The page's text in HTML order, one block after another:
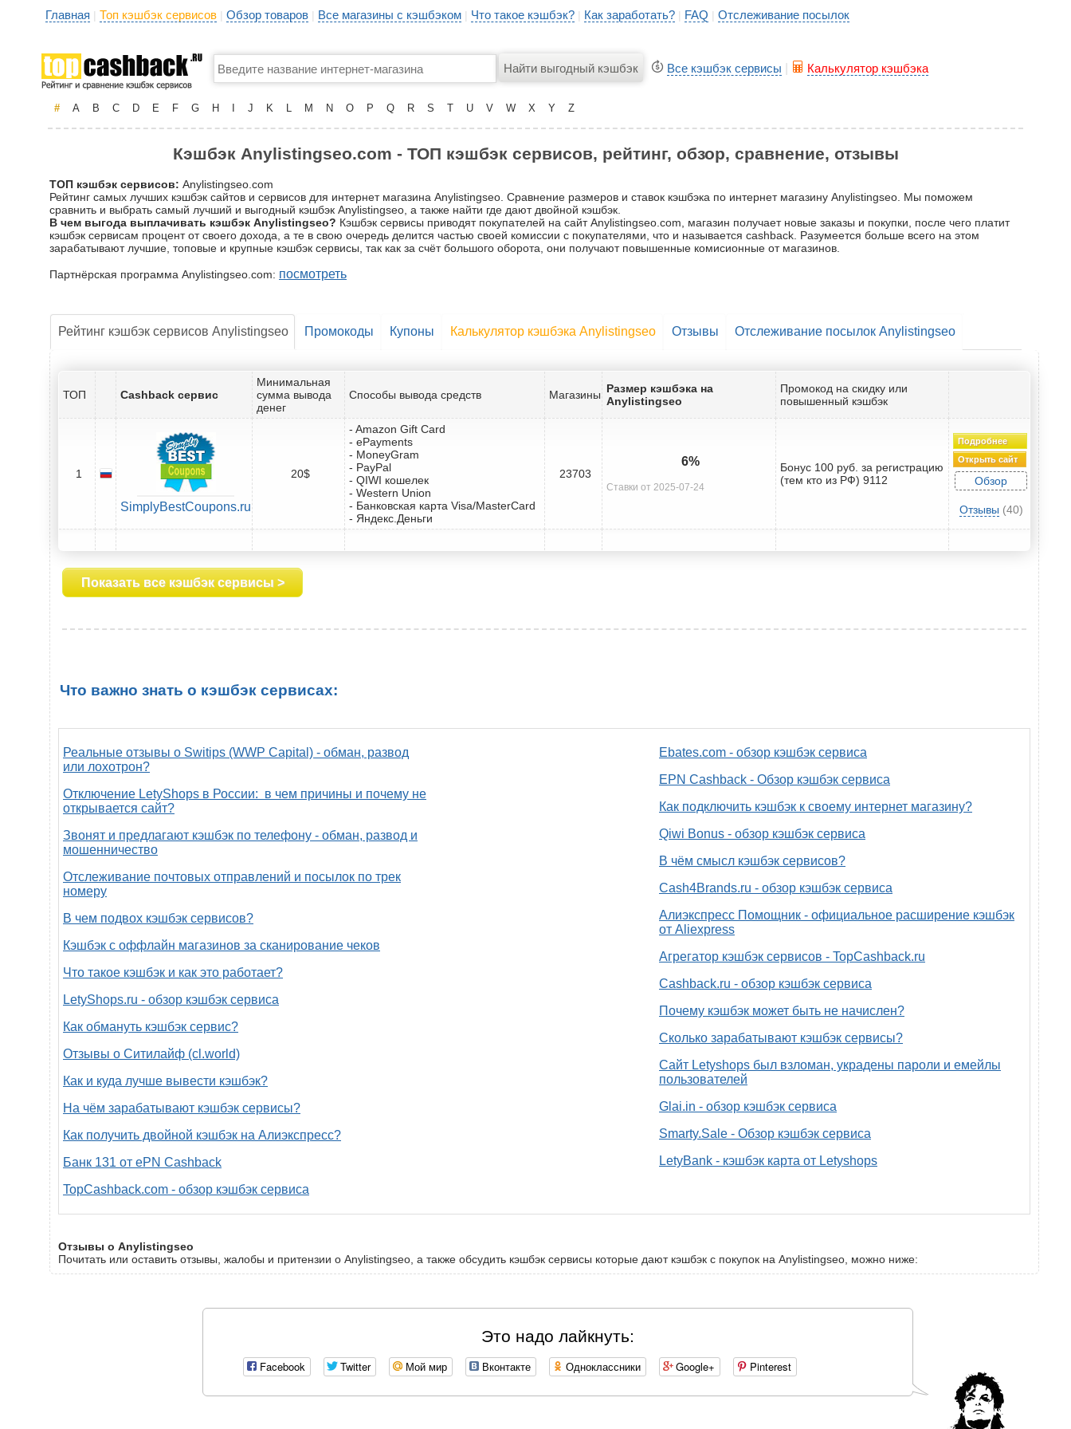
Главная | Топ кэшбэк сервисов | Обзор товаров | Все магазины с кэшбэком | Что такое кэшбэк? | Как заработать? | FAQ | Отслеживание посылок
Все кэшбэк сервисы Калькулятор кэшбэка
# A B C D E F G H J K L M N O P Q R S T U V W X Y Z
Кэшбэк Anylistingseo.com - ТОП кэшбэк сервисов, рейтинг, обзор, сравнение, отзывы
ТОП кэшбэк сервисов: Anylistingseo.com
Рейтинг самых лучших кэшбэк сайтов и сервисов для интернет магазина Anylistingseo. Сравнение размеров и ставок кэшбэка по интернет магазину Anylistingseo. Мы поможем
сравнить и выбрать самый лучший и выгодный кэшбэк Anylistingseo, а также найти где дают двойной кэшбэк.
В чем выгода выплачивать кэшбэк Anylistingseo? Кэшбэк сервисы приводят покупателей на сайт Anylistingseo.com, магазин получает новые заказы и покупки, после чего платит
кэшбэк сервисам процент от своего дохода, а те в свою очередь делится частью своей комиссии с покупателями, что и называется cashback. Разумеется больше всего на этом
зарабатывают лучшие, топовые и крупные кэшбэк сервисы, так как за счёт большого оборота, они получают повышенные комисионные от магазинов.
Партнёрская программа Anylistingseo.com: посмотреть
Рейтинг кэшбэк сервисов Anylistingseo Промокоды Купоны Калькулятор кэшбэка Anylistingseo Отзывы Отслеживание посылок Anylistingseo
ТОП Cashback сервис
Минимальная
сумма вывода
денег
Способы вывода средств Магазины Размер кэшбэка на
Anylistingseo
Промокод на скидку или
повышенный кэшбэк
1
SimplyBestCoupons.ru
20$
- Amazon Gift Card
- ePayments
- MoneyGram
- PayPal
- QIWI кошелек
- Western Union
- Банковская карта Visa/MasterCard
- Яндекс.Деньги
23703
6%
Ставки от 2025-07-24
Бонус 100 руб. за регистрацию
(тем кто из РФ) 9112
Подробнее
Открыть сайт
Обзор
Отзывы (40)
Показать все кэшбэк сервисы >
Что важно знать о кэшбэк сервисах:
Реальные отзывы о Switips (WWP Capital) - обман, развод
или лохотрон?
Отключение LetyShops в России: в чем причины и почему не
открывается сайт?
Звонят и предлагают кэшбэк по телефону - обман, развод и
мошенничество
Отслеживание почтовых отправлений и посылок по трек
номеру
В чем подвох кэшбэк сервисов?
Кэшбэк с оффлайн магазинов за сканирование чеков
Что такое кэшбэк и как это работает?
LetyShops.ru - обзор кэшбэк сервиса
Как обмануть кэшбэк сервис?
Отзывы о Ситилайф (cl.world)
Как и куда лучше вывести кэшбэк?
На чём зарабатывают кэшбэк сервисы?
Как получить двойной кэшбэк на Алиэкспресс?
Банк 131 от ePN Cashback
TopCashback.com - обзор кэшбэк сервиса
Ebates.com - обзор кэшбэк сервиса
EPN Cashback - Обзор кэшбэк сервиса
Как подключить кэшбэк к своему интернет магазину?
Qiwi Bonus - обзор кэшбэк сервиса
В чём смысл кэшбэк сервисов?
Cash4Brands.ru - обзор кэшбэк сервиса
Алиэкспресс Помощник - официальное расширение кэшбэк
от Aliexpress
Агрегатор кэшбэк сервисов - TopCashback.ru
Cashback.ru - обзор кэшбэк сервиса
Почему кэшбэк может быть не начислен?
Сколько зарабатывают кэшбэк сервисы?
Сайт Letyshops был взломан, украдены пароли и емейлы
пользователей
Glai.in - обзор кэшбэк сервиса
Smarty.Sale - Обзор кэшбэк сервиса
LetyBank - кэшбэк карта от Letyshops
Отзывы о Anylistingseo
Почитать или оставить отзывы, жалобы и притензии о Anylistingseo, а также обсудить кэшбэк сервисы которые дают кэшбэк с покупок на Anylistingseo, можно ниже:
Это надо лайкнуть:
Facebook Twitter Мой мир Вконтакте Одноклассники Google+ Pinterest